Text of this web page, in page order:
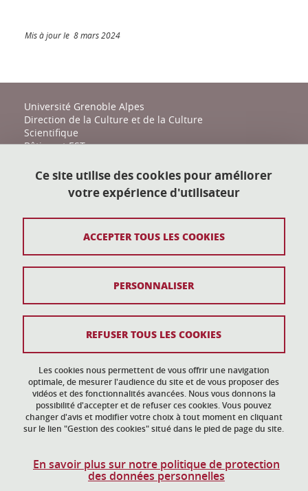
Mis à jour le 8 mars 2024
Université Grenoble Alpes
Direction de la Culture et de la Culture
Scientifique
Bâtiment EST
38400 Saint-Martin-d'Hères
action-culturelle@univ-grenoble-alpes.fr
Plan du site
Données personnelles
Gestion des cookies
Accessibilité : non conforme
Ce site utilise des cookies pour améliorer
votre expérience d'utilisateur
Les cookies nous permettent de vous offrir une navigation
optimale, de mesurer l'audience du site et de vous proposer des
vidéos et des fonctionnalités avancées. Nous vous donnons la
possibilité d'accepter et de refuser ces cookies. Vous pouvez
changer d'avis et modifier votre choix à tout moment en cliquant
sur le lien "Gestion des cookies" situé dans le pied de page du site.
En savoir plus sur notre politique de protection
des données personnelles
ACCEPTER TOUS LES COOKIES
REFUSER TOUS LES COOKIES
PERSONNALISER